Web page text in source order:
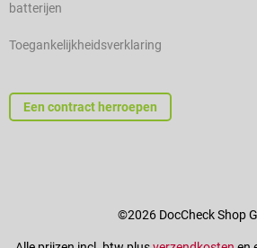
batterijen
Toegankelijkheidsverklaring
Een contract herroepen
©2026 DocCheck Shop